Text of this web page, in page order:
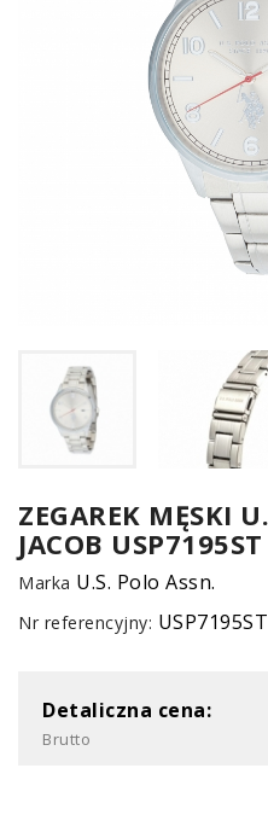
ZEGAREK MĘSKI
JACOB USP7195ST
Marka U.S. Polo Assn.
Nr referencyjny: USP7195ST
Detaliczna cena:
Brutto